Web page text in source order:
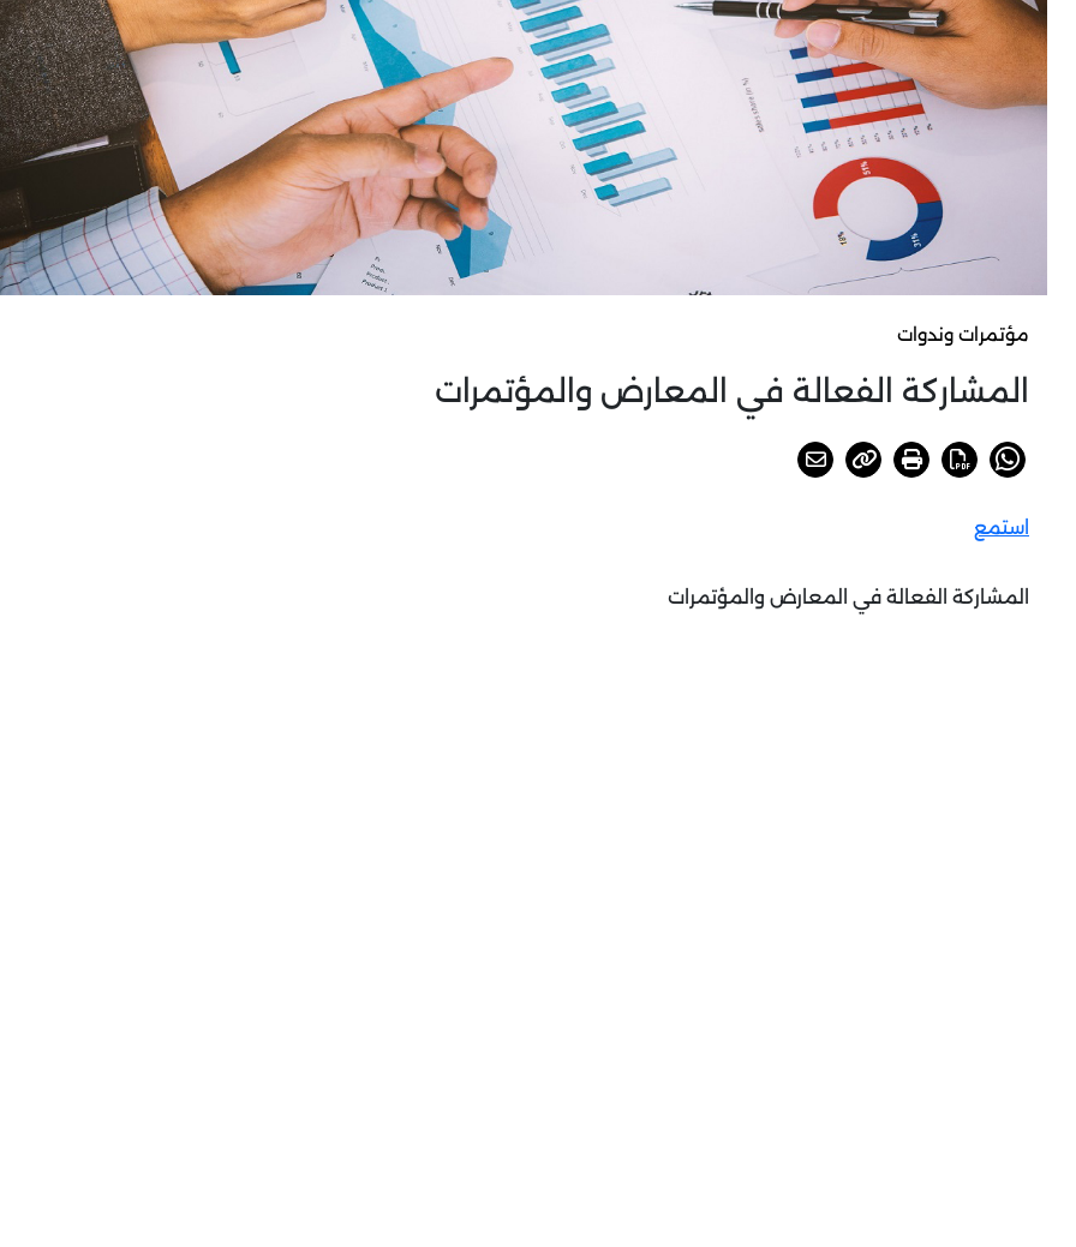
مؤتمرات وندوات
المشاركة الفعالة في المعارض والمؤتمرات
استمع
المشاركة الفعالة في المعارض والمؤتمرات